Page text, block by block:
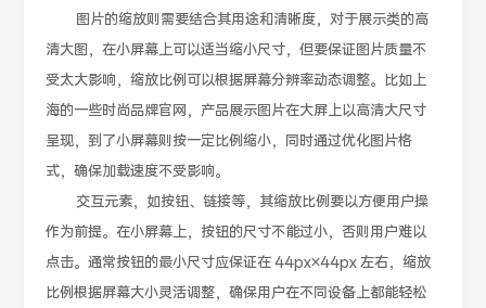
图片的缩放则需要结合其用途和清晰度，对于展示类的高
清大图，在小屏幕上可以适当缩小尺寸，但要保证图片质量不
受太大影响，缩放比例可以根据屏幕分辨率动态调整。比如上
海的一些时尚品牌官网，产品展示图片在大屏上以高清大尺寸
呈现，到了小屏幕则按一定比例缩小，同时通过优化图片格
式，确保加载速度不受影响。
交互元素，如按钮、链接等，其缩放比例要以方便用户操
作为前提。在小屏幕上，按钮的尺寸不能过小，否则用户难以
点击。通常按钮的最小尺寸应保证在 44px×44px 左右，缩放
比例根据屏幕大小灵活调整，确保用户在不同设备上都能轻松